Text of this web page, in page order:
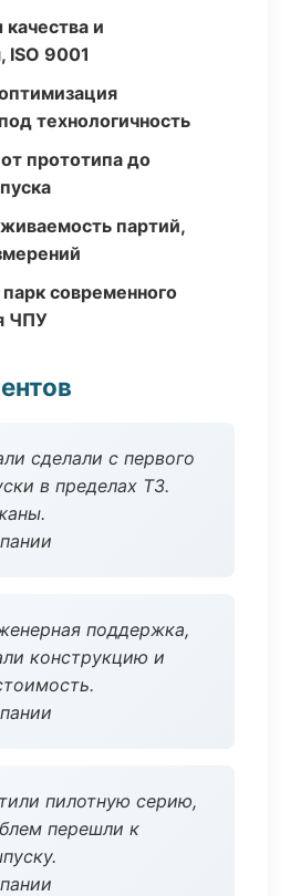
и
ISO 9001
технологичность
прототипа до
партий,
современного
ЧПУ
сделали с первого
в пределах ТЗ.
поддержка,
конструкцию и
пилотную серию,
перешли к